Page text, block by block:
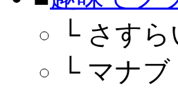
└ さすら
└ マナブ